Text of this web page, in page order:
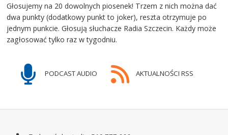
Głosujemy na 20 dowolnych piosenek! Trzem z nich można dać
dwa punkty (dodatkowy punkt to joker), reszta otrzymuje po
jednym punkcie. Głosują słuchacze Radia Szczecin. Każdy może
zagłosować tylko raz w tygodniu.
PODCAST AUDIO AKTUALNOŚCI RSS